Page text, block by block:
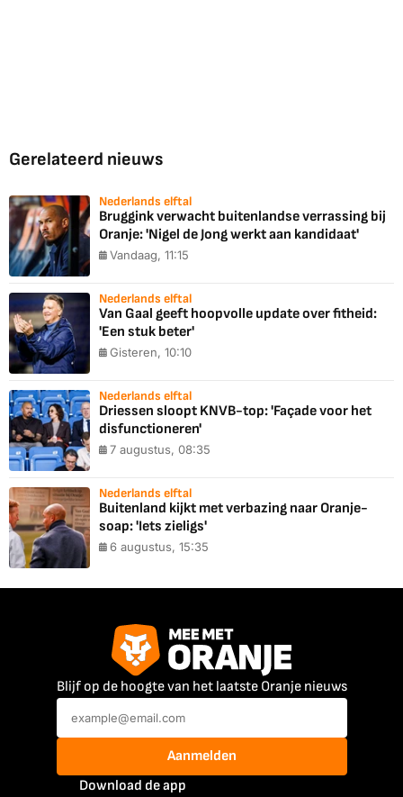
Gerelateerd nieuws
Nederlands elftal
Bruggink verwacht buitenlandse verrassing bij
Oranje: 'Nigel de Jong werkt aan kandidaat'
Vandaag, 11:15
Nederlands elftal
Van Gaal geeft hoopvolle update over fitheid:
'Een stuk beter'
Gisteren, 10:10
Nederlands elftal
Driessen sloopt KNVB-top: 'Façade voor het
disfunctioneren'
7 augustus, 08:35
Nederlands elftal
Buitenland kijkt met verbazing naar Oranje-
soap: 'Iets zieligs'
6 augustus, 15:35
Blijf op de hoogte van het laatste Oranje nieuws
Aanmelden
Download de app